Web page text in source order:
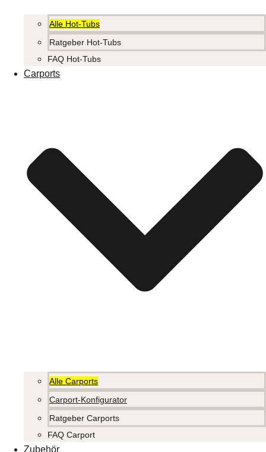
Alle Hot-Tubs
Ratgeber Hot-Tubs
FAQ Hot-Tubs
Carports
Alle Carports
Carport-Konfigurator
Ratgeber Carports
FAQ Carport
Zubehör